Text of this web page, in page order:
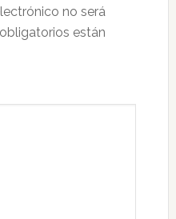
no será
están